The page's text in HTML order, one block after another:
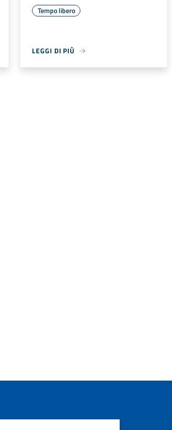
Tempo libero
LEGGI DI PIÙ